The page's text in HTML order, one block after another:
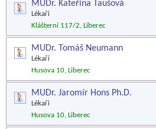
MUDr. Kateřina Taušová
Lékaři
Klášterní 117/2, Liberec
MUDr. Tomáš Neumann
Lékaři
Husova 10, Liberec
MUDr. Jaromír Hons Ph.D.
Lékaři
Husova 10, Liberec